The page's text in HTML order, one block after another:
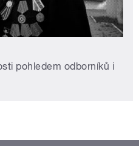
pohledem odborníků i